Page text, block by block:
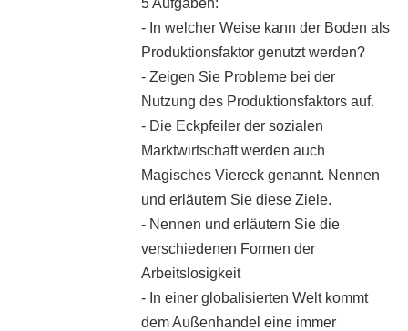
5 Aufgaben:
- In welcher Weise kann der Boden als
Produktionsfaktor genutzt werden?
- Zeigen Sie Probleme bei der
Nutzung des Produktionsfaktors auf.
- Die Eckpfeiler der sozialen
Marktwirtschaft werden auch
Magisches Viereck genannt. Nennen
und erläutern Sie diese Ziele.
- Nennen und erläutern Sie die
verschiedenen Formen der
Arbeitslosigkeit
- In einer globalisierten Welt kommt
dem Außenhandel eine immer